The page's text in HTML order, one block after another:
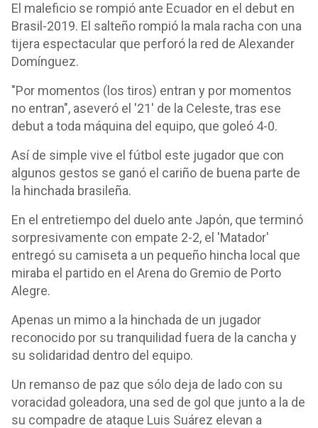
El maleficio se rompió ante Ecuador en el debut en
Brasil-2019. El salteño rompió la mala racha con una
tijera espectacular que perforó la red de Alexander
Domínguez.
"Por momentos (los tiros) entran y por momentos
no entran", aseveró el '21' de la Celeste, tras ese
debut a toda máquina del equipo, que goleó 4-0.
Así de simple vive el fútbol este jugador que con
algunos gestos se ganó el cariño de buena parte de
la hinchada brasileña.
En el entretiempo del duelo ante Japón, que terminó
sorpresivamente con empate 2-2, el 'Matador'
entregó su camiseta a un pequeño hincha local que
miraba el partido en el Arena do Gremio de Porto
Alegre.
Apenas un mimo a la hinchada de un jugador
reconocido por su tranquilidad fuera de la cancha y
su solidaridad dentro del equipo.
Un remanso de paz que sólo deja de lado con su
voracidad goleadora, una sed de gol que junto a la de
su compadre de ataque Luis Suárez elevan a